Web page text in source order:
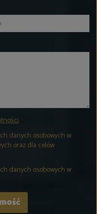
.
danych osobowych w
oraz dla celów
danych osobowych w